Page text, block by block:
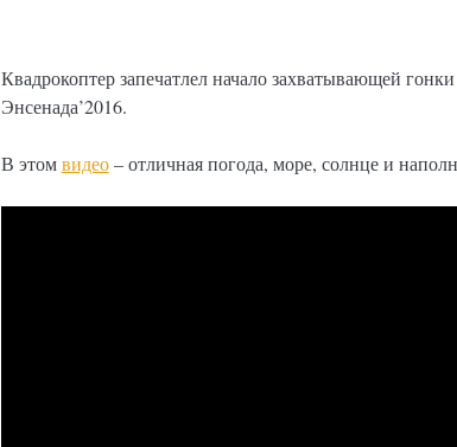
Квадрокоптер запечатлел начало захватывающей
Энсенада’2016.
В этомвидео– отличная погода, море, солнце и